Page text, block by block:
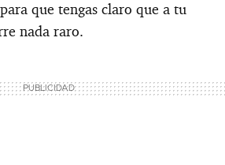
que tengas claro que a tu
nada raro.